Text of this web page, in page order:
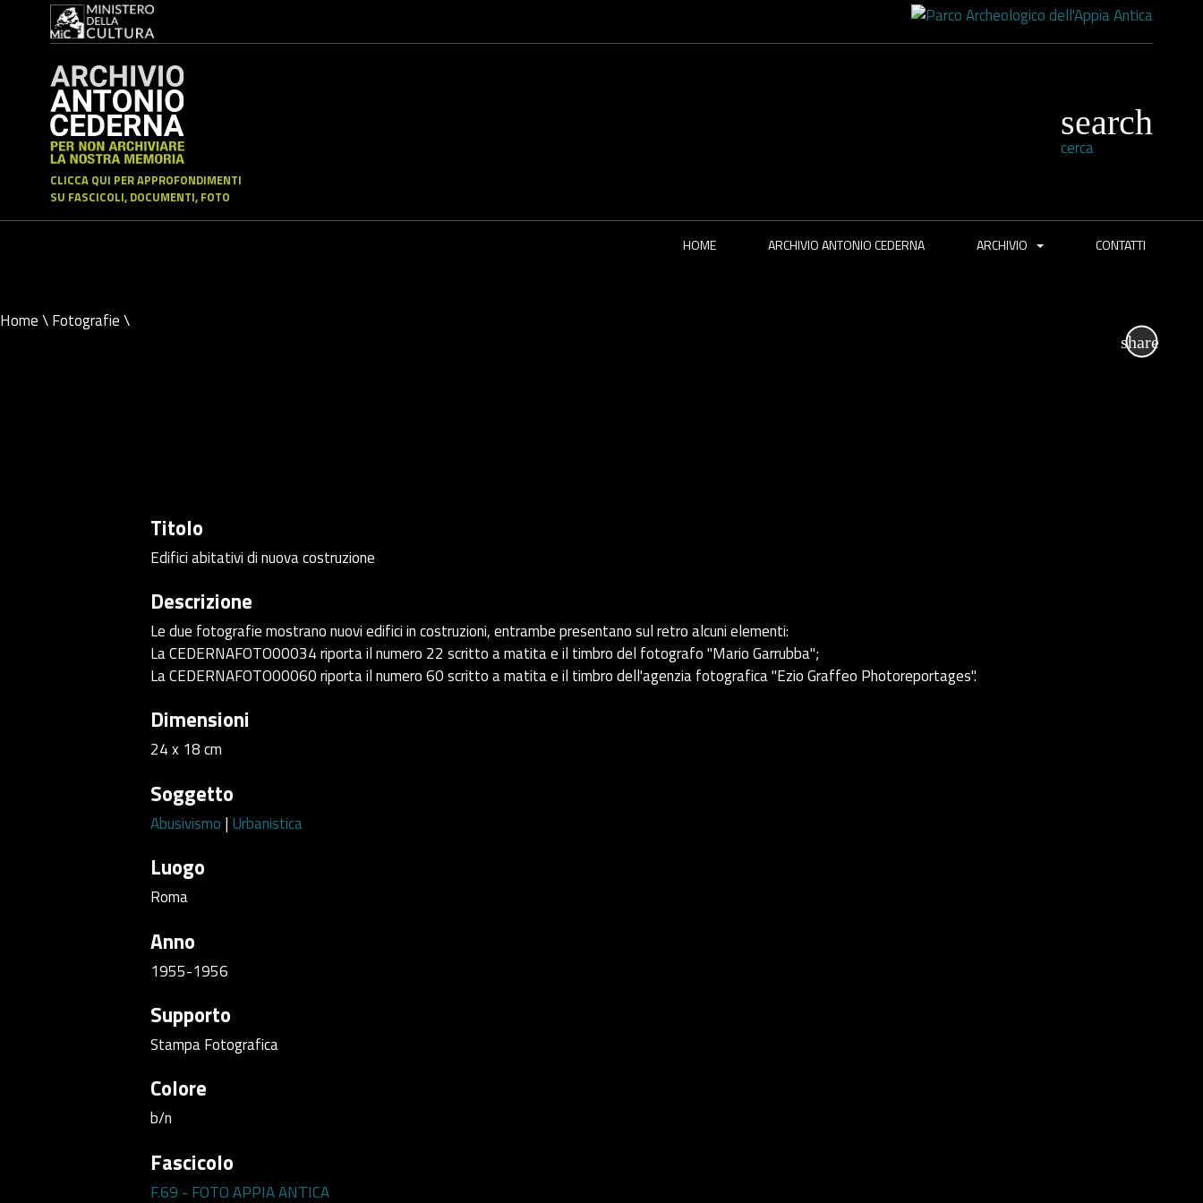
CLICCA QUI PER APPROFONDIMENTI
SU FASCICOLI, DOCUMENTI, FOTO
cerca
HOME ARCHIVIO ANTONIO CEDERNA ARCHIVIO CONTATTI
Home\Fotografie\
Titolo
Edifici abitativi di nuova costruzione
Descrizione
Le due fotografie mostrano nuovi edifici in costruzioni, entrambe presentano sul retro alcuni elementi:
La CEDERNAFOTO00034 riporta il numero 22 scritto a matita e il timbro del fotografo "Mario Garrubba";
La CEDERNAFOTO00060 riporta il numero 60 scritto a matita e il timbro dell'agenzia fotografica "Ezio Graffeo Photoreportages".
Dimensioni
24 x 18 cm
Soggetto
Abusivismo | Urbanistica
Luogo
Roma
Anno
1955-1956
Supporto
Stampa Fotografica
Colore
b/n
Fascicolo
F.69 - FOTO APPIA ANTICA